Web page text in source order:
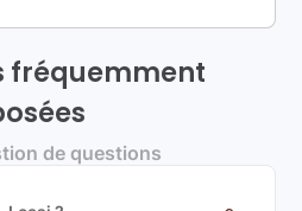
fréquemment
de questions